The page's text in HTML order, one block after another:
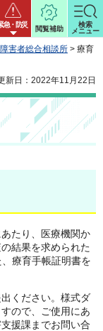
急・防災
閲覧補助
検索
メニュー
障害者総合相談所 > 療育
新日：2022年11月22日
たり、医療機関か
結果を求められた
療育手帳証明書を
ください。様式ダ
ので、ご使用にあ
援課までお問い合